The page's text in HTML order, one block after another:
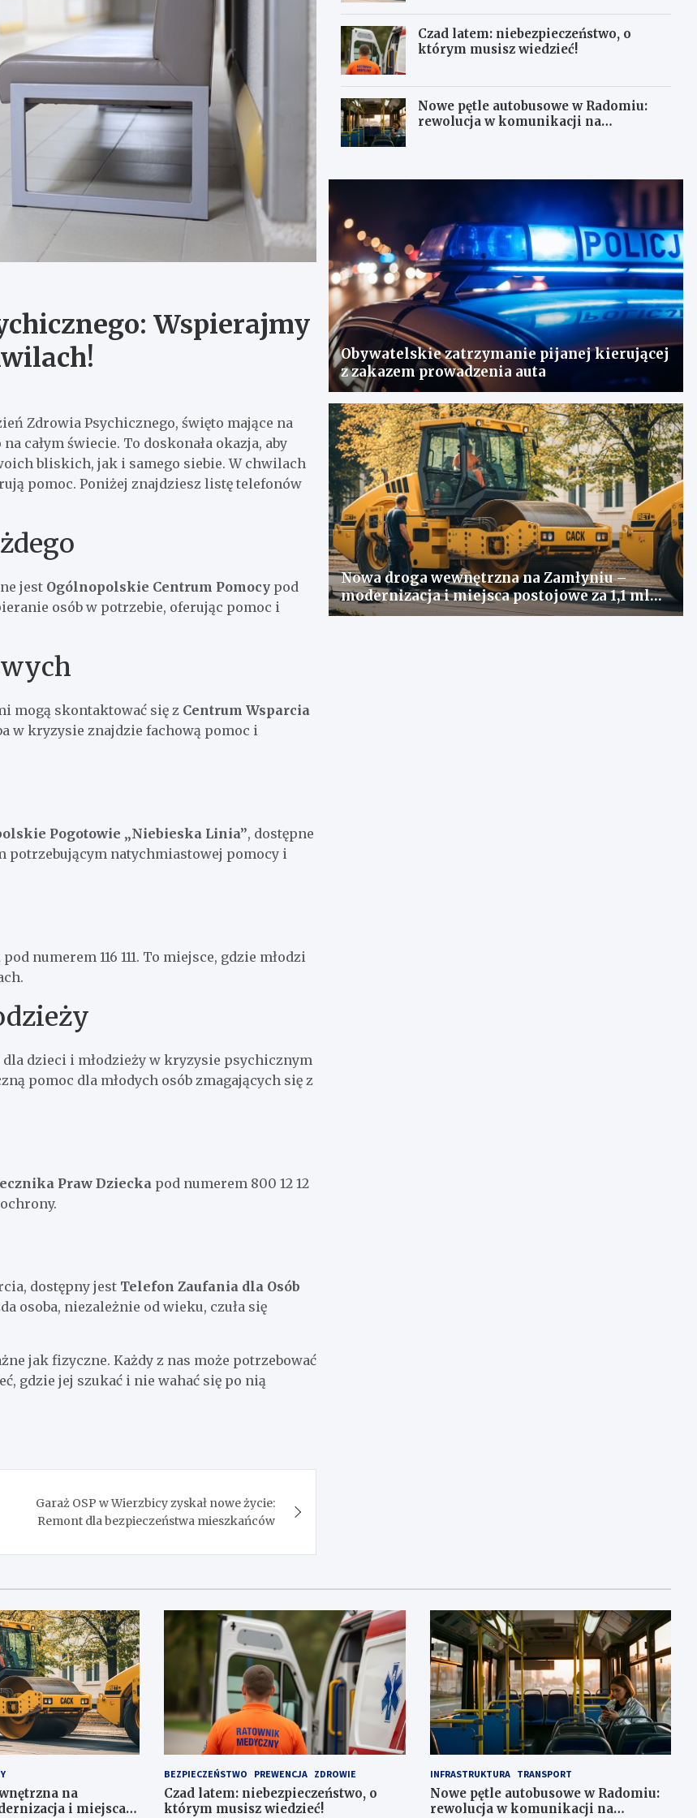
Wspierajmy
Zdrowia Psychicznego, święto mające na
całym świecie. To doskonała okazja, aby
bliskich, jak i samego siebie. W chwilach
pomoc. Poniżej znajdziesz listę telefonów
jest Ogólnopolskie Centrum Pomocy pod
osób w potrzebie, oferując pomoc i
mogą skontaktować się z Centrum Wsparcia
w kryzysie znajdzie fachową pomoc i
Pogotowie „Niebieska Linia”, dostępne
potrzebującym natychmiastowej pomocy i
pod numerem 116 111. To miejsce, gdzie młodzi
dla dzieci i młodzieży w kryzysie psychicznym
pomoc dla młodych osób zmagających się z
Praw Dziecka pod numerem 800 12 12
dostępny jest Telefon Zaufania dla Osób
osoba, niezależnie od wieku, czuła się
jak fizyczne. Każdy z nas może potrzebować
gdzie jej szukać i nie wahać się po nią
Garaż OSP w Wierzbicy zyskał nowe życie:
Remont dla bezpieczeństwa mieszkańców
Czad latem: niebezpieczeństwo, o
którym musisz wiedzieć!
Nowe pętle autobusowe w Radomiu:
rewolucja w komunikacji na
Obywatelskie zatrzymanie pijanej kierującej
z zakazem prowadzenia auta
Nowa droga wewnętrzna na Zamłyniu –
modernizacja i miejsca postojowe za 1,1 mln
zł
na
i miejsca
BEZPIECZEŃSTWO PREWENCJA ZDROWIE
Czad latem: niebezpieczeństwo, o
którym musisz wiedzieć!
INFRASTRUKTURA TRANSPORT
Nowe pętle autobusowe w Radomiu:
rewolucja w komunikacji na